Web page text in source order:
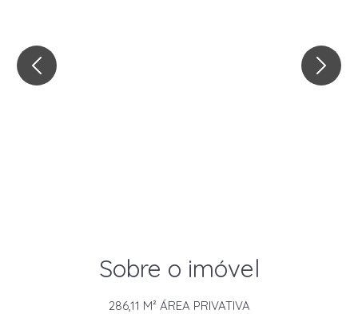
Sobre o imóvel
286,11 M² ÁREA PRIVATIVA